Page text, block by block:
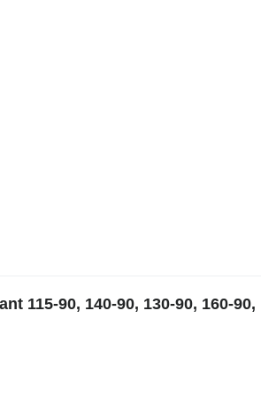
115-90, 140-90, 130-90, 160-90,